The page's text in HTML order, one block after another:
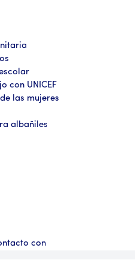
con UNICEF
las mujeres
albañiles
con